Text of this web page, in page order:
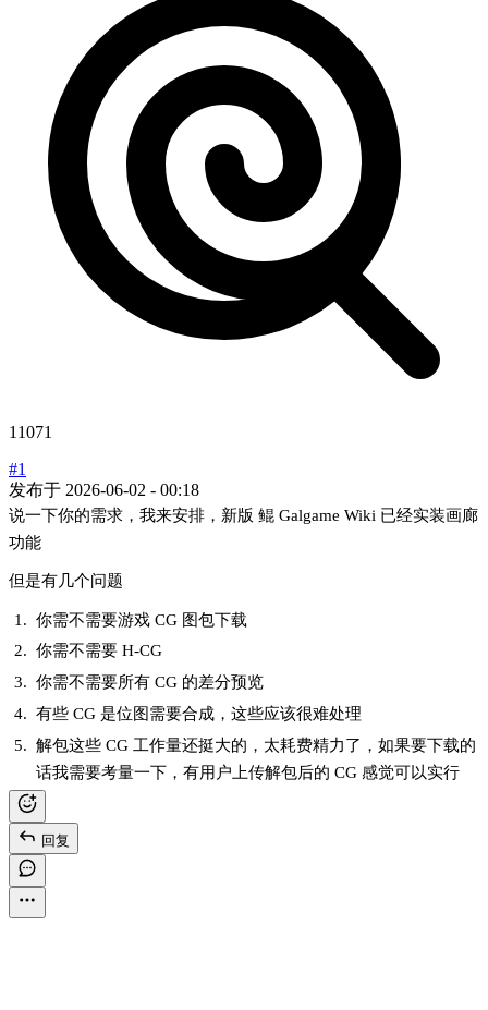
11071
#1
发布于 2026-06-02 - 00:18
说一下你的需求，我来安排，新版 鲲 Galgame Wiki 已经实装画廊
功能
但是有几个问题
你需不需要游戏 CG 图包下载
你需不需要 H-CG
你需不需要所有 CG 的差分预览
有些 CG 是位图需要合成，这些应该很难处理
解包这些 CG 工作量还挺大的，太耗费精力了，如果要下载的
话我需要考量一下，有用户上传解包后的 CG 感觉可以实行
回复